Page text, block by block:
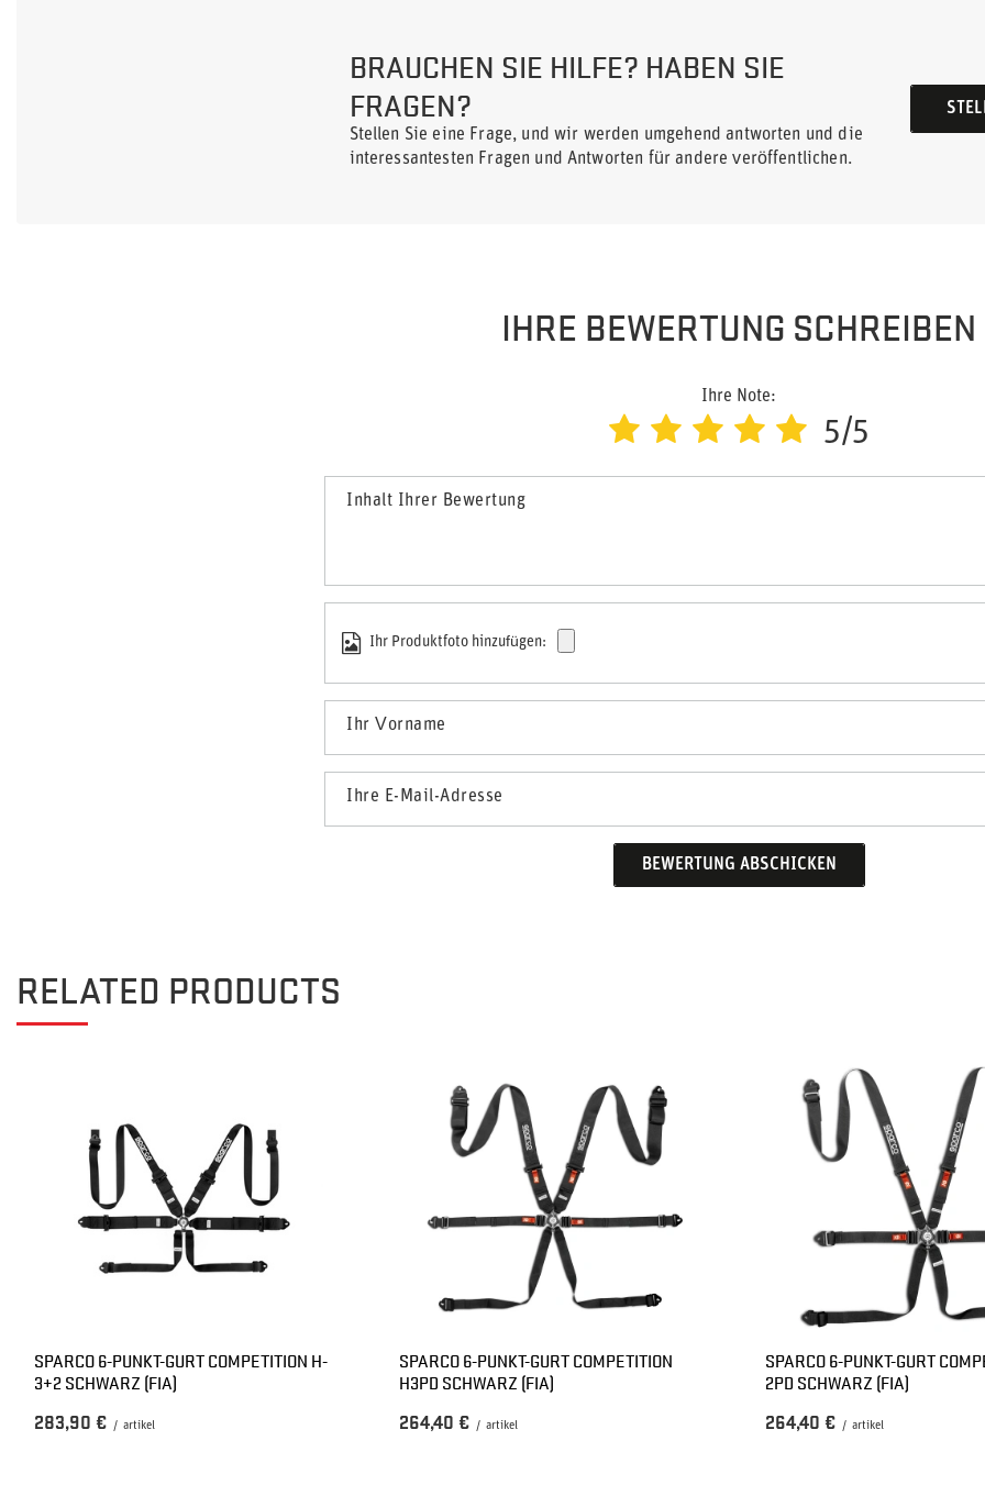
BRAUCHEN SIE HILFE? HABEN SIE
FRAGEN?
Stellen Sie eine Frage, und wir werden umgehend antworten und die
interessantesten Fragen und Antworten für andere veröffentlichen.
IHRE BEWERTUNG SCHREIBEN
Ihre Note:
5/5
Inhalt Ihrer Bewertung
Ihr Produktfoto hinzufügen:
Ihr Vorname
Ihre E-Mail-Adresse
BEWERTUNG ABSCHICKEN
RELATED PRODUCTS
SPARCO 6-PUNKT-GURT COMPETITION H-
3+2 SCHWARZ (FIA)
283,90 € / artikel
SPARCO 6-PUNKT-GURT COMPETITION
H3PD SCHWARZ (FIA)
264,40 € / artikel
SPARCO 6-PUNKT-GURT
2PD SCHWARZ (FIA)
264,40 € / artikel